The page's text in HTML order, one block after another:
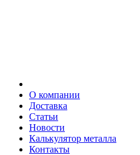
О компании
Доставка
Статьи
Новости
Калькулятор металла
Контакты